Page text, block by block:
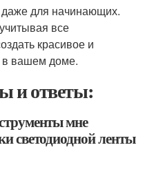
даже для начинающих.
все
красивое и
вашем доме.
и ответы:
мне
светодиодной ленты